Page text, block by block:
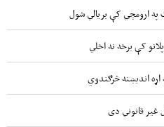
په ارومچي کې بريالي شول
کې برخه نه اخلي
اړه اندیښنه څرګندوي
غیر قانوني دی